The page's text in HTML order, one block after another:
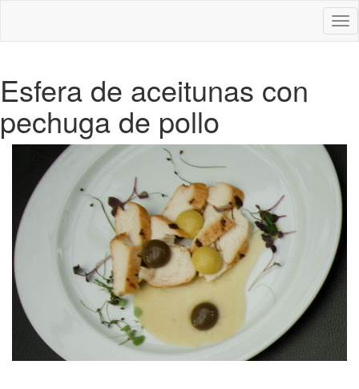
Esfera de aceitunas con
pechuga de pollo